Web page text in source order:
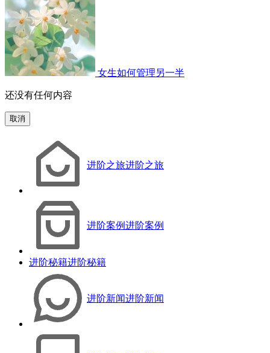
女生如何管理另一半
还没有任何内容
取消
进阶之旅进阶之旅
进阶案例进阶案例
进阶秘籍进阶秘籍
进阶新闻进阶新闻